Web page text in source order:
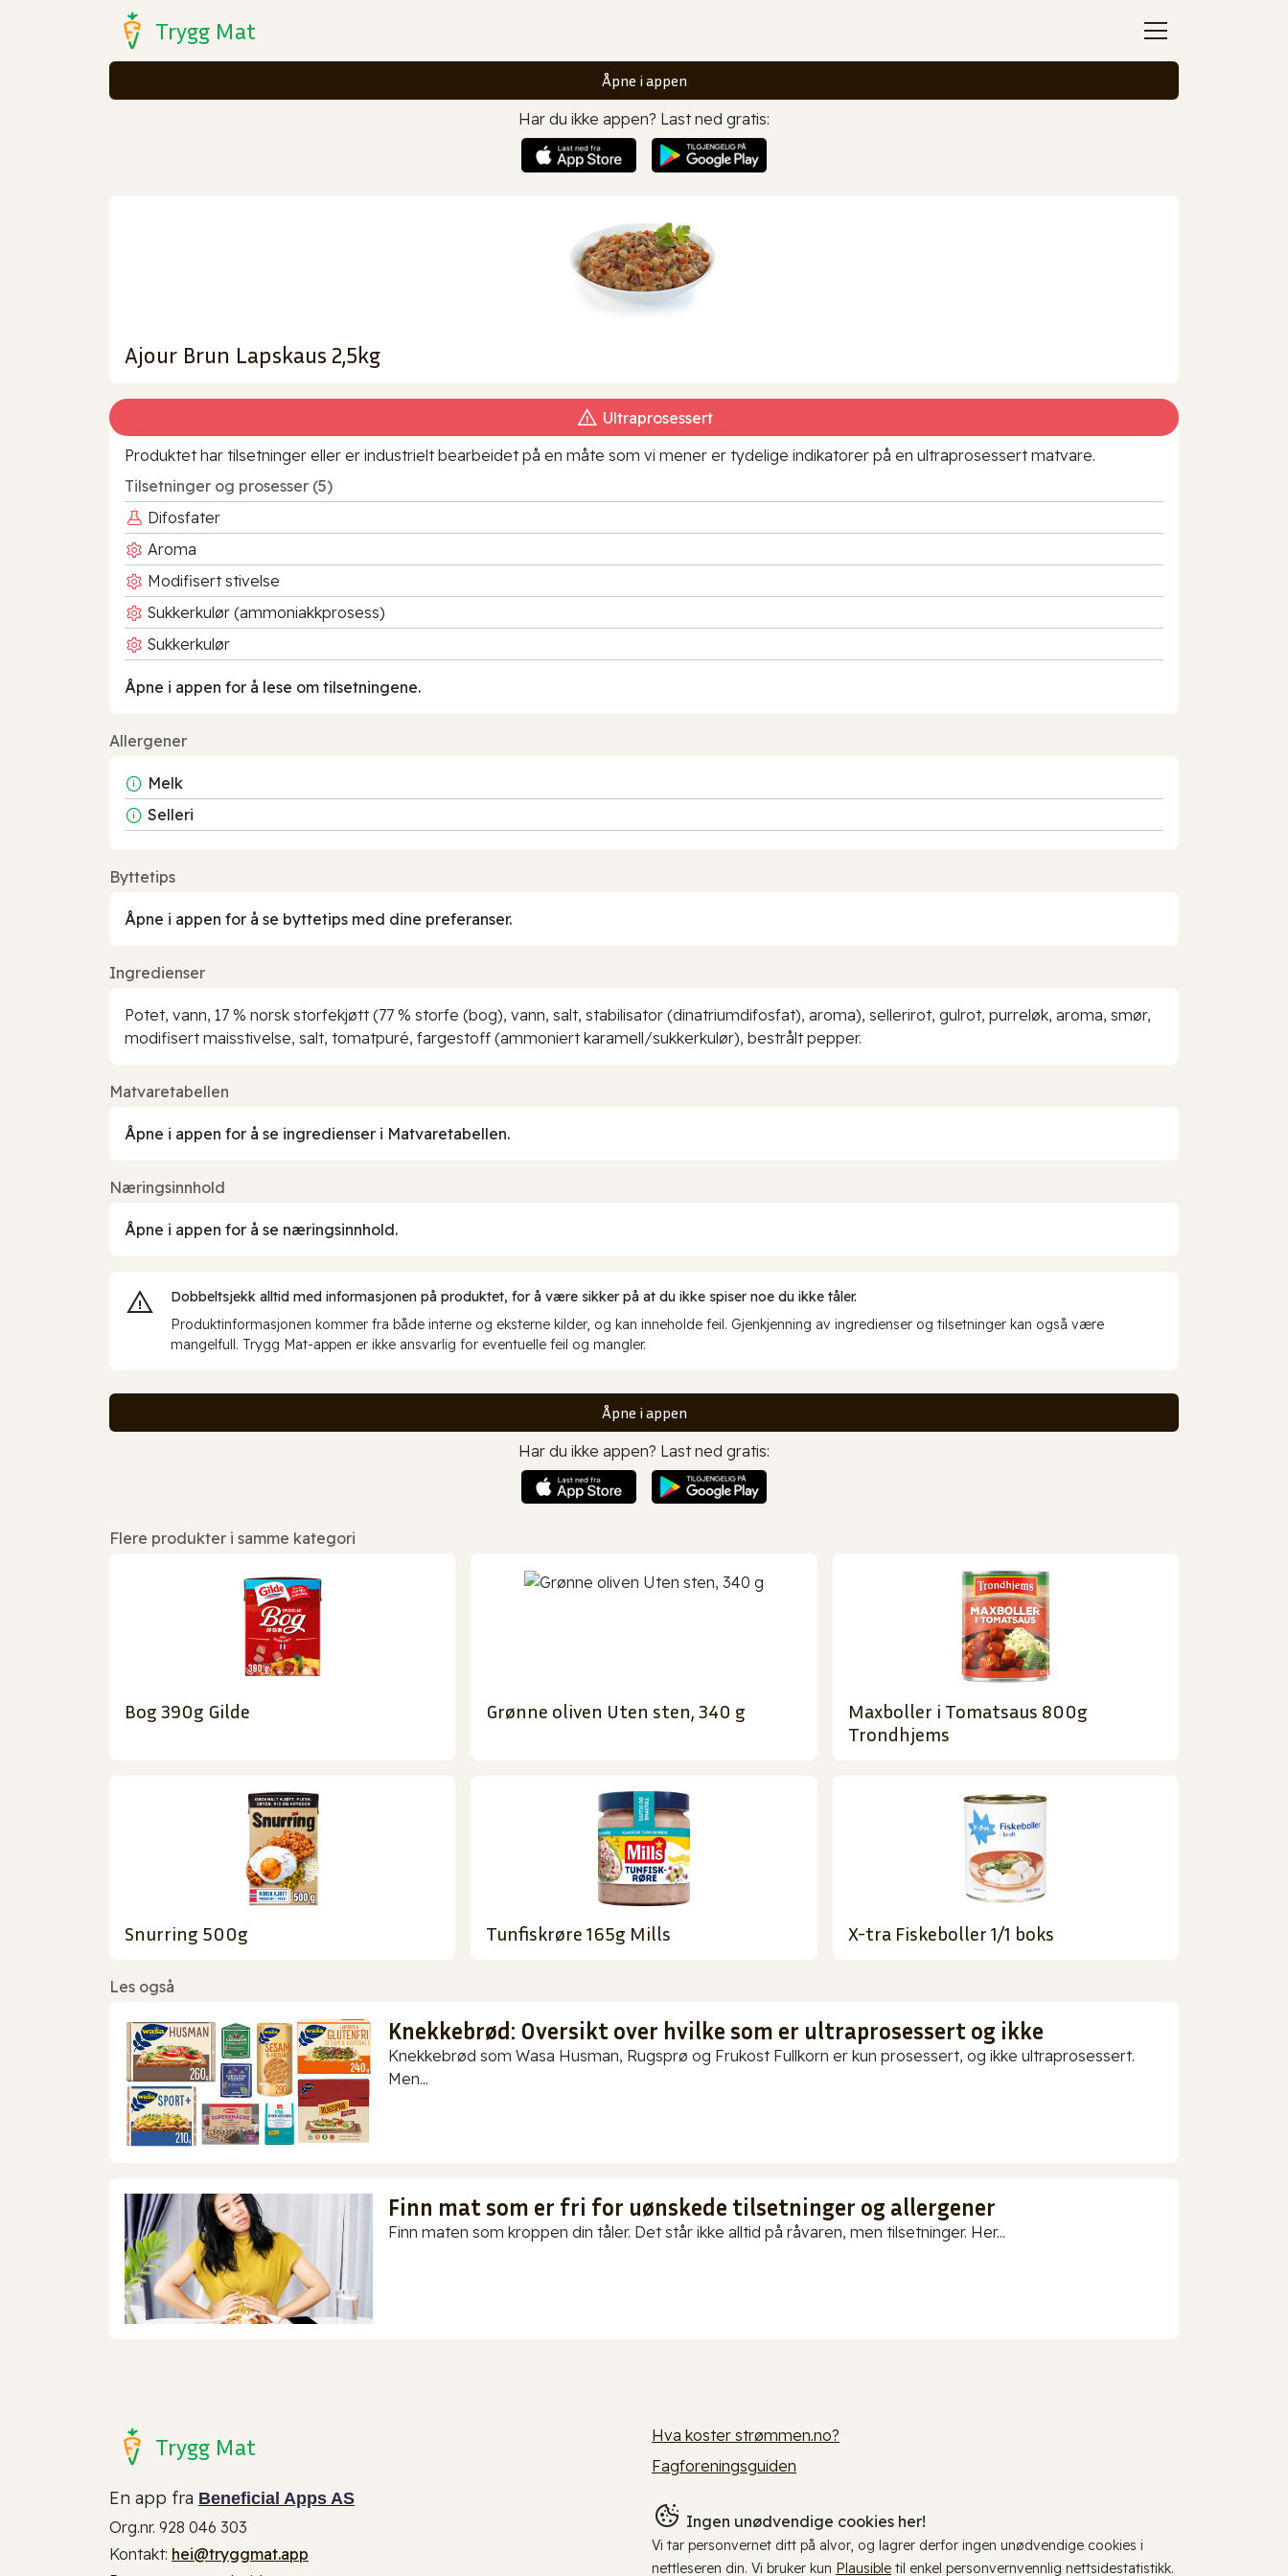
Trygg Mat
Åpne i appen
Har du ikke appen? Last ned gratis:
Ajour Brun Lapskaus 2,5kg
Ultraprosessert
Produktet har tilsetninger eller er industrielt bearbeidet på en måte som vi mener er tydelige indikatorer på en ultraprosessert matvare.
Tilsetninger og prosesser (5)
Difosfater
Aroma
Modifisert stivelse
Sukkerkulør (ammoniakkprosess)
Sukkerkulør
Åpne i appen for å lese om tilsetningene.
Allergener
Melk
Selleri
Byttetips
Åpne i appen for å se byttetips med dine preferanser.
Ingredienser
Potet, vann, 17 % norsk storfekjøtt (77 % storfe (bog), vann, salt, stabilisator (dinatriumdifosfat), aroma), sellerirot, gulrot, purreløk, aroma, smør,
modifisert maisstivelse, salt, tomatpuré, fargestoff (ammoniert karamell/sukkerkulør), bestrålt pepper.
Matvaretabellen
Åpne i appen for å se ingredienser i Matvaretabellen.
Næringsinnhold
Åpne i appen for å se næringsinnhold.
Dobbeltsjekk alltid med informasjonen på produktet, for å være sikker på at du ikke spiser noe du ikke tåler.
Produktinformasjonen kommer fra både interne og eksterne kilder, og kan inneholde feil. Gjenkjenning av ingredienser og tilsetninger kan også være
mangelfull. Trygg Mat-appen er ikke ansvarlig for eventuelle feil og mangler.
Åpne i appen
Har du ikke appen? Last ned gratis:
Flere produkter i samme kategori
Bog 390g Gilde Grønne oliven Uten sten, 340 g
Maxboller i Tomatsaus 800g
Trondhjems
Snurring 500g Tunfiskrøre 165g Mills X-tra Fiskeboller 1/1 boks
Les også
Knekkebrød: Oversikt over hvilke som er ultraprosessert og ikke
Knekkebrød som Wasa Husman, Rugsprø og Frukost Fullkorn er kun prosessert, og ikke ultraprosessert.
Men...
Finn mat som er fri for uønskede tilsetninger og allergener
Finn maten som kroppen din tåler. Det står ikke alltid på råvaren, men tilsetninger. Her...
Trygg Mat
En app fra Beneficial Apps AS
Org.nr. 928 046 303
Kontakt: hei@tryggmat.app
Hva koster strømmen.no?
Fagforeningsguiden
Ingen unødvendige cookies her!
Vi tar personvernet ditt på alvor, og lagrer derfor ingen unødvendige cookies i
nettleseren din. Vi bruker kun Plausible til enkel personvernvennlig nettsidestatistikk.